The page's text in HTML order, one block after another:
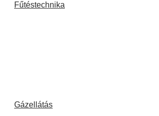
Fűtéstechnika
Gázellátás